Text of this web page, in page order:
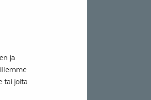
ja
tai joita